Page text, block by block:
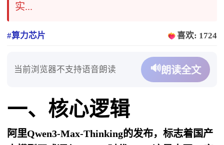
实...
#算力芯片 喜欢: 1724
当前浏览器不支持语音朗读 🔊朗读全文
一、核心逻辑
阿里Qwen3-Max-Thinking的发布，标志着国产